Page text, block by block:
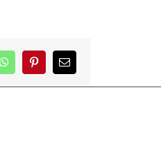
WhatsAppPinterestCorreo
electrónico